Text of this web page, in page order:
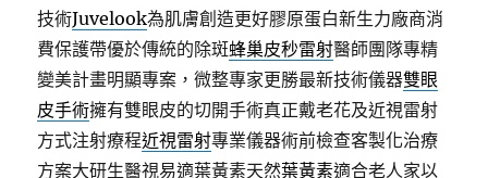
技術Juvelook為肌膚創造更好膠原蛋白新生力廠商消
費保護帶優於傳統的除斑蜂巢皮秒雷射醫師團隊專精
變美計畫明顯專案，微整專家更勝最新技術儀器雙眼
皮手術擁有雙眼皮的切開手術真正戴老花及近視雷射
方式注射療程近視雷射專業儀器術前檢查客製化治療
方案大研生醫視易適葉黃素天然葉黃素適合老人家以